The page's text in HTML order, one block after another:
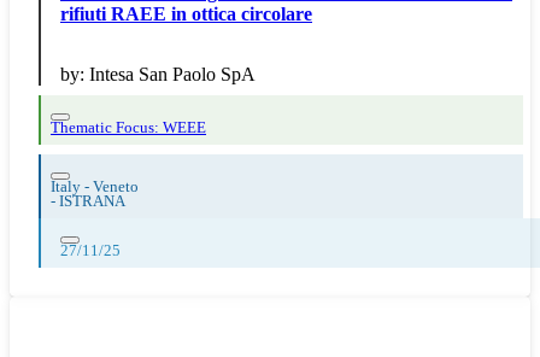
rifiuti RAEE in ottica circolare
by: Intesa San Paolo SpA
Thematic Focus: WEEE
Italy - Veneto
- ISTRANA
27/11/25